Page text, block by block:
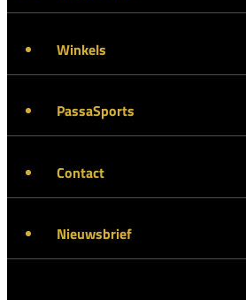
Winkels
PassaSports
Contact
Nieuwsbrief